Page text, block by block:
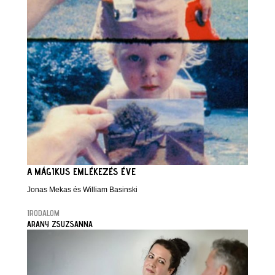
A MÁGIKUS EMLÉKEZÉS ÉVE
Jonas Mekas és William Basinski
IRODALOM
ARANY ZSUZSANNA